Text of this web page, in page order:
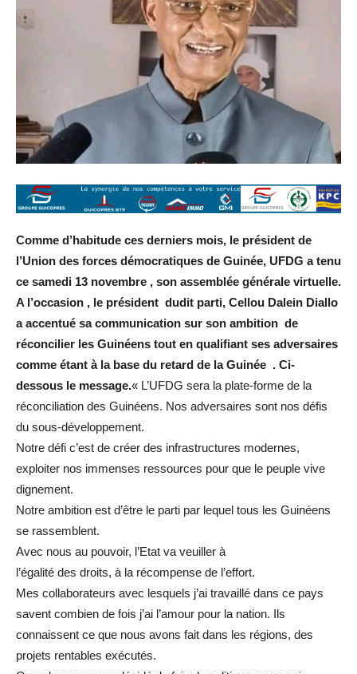
Comme d’habitude ces derniers mois, le président de
l’Union des forces démocratiques de Guinée, UFDG a tenu
ce samedi 13 novembre , son assemblée générale virtuelle.
A l’occasion , le président dudit parti, Cellou Dalein Diallo
a accentué sa communication sur son ambition de
réconcilier les Guinéens tout en qualifiant ses adversaires
comme étant à la base du retard de la Guinée . Ci-
dessous le message.« L’UFDG sera la plate-forme de la
réconciliation des Guinéens. Nos adversaires sont nos défis
du sous-développement.
Notre défi c’est de créer des infrastructures modernes,
exploiter nos immenses ressources pour que le peuple vive
dignement.
Notre ambition est d’être le parti par lequel tous les Guinéens
se rassemblent.
Avec nous au pouvoir, l’Etat va veuiller à
l’égalité des droits, à la récompense de l’effort.
Mes collaborateurs avec lesquels j’ai travaillé dans ce pays
savent combien de fois j’ai l’amour pour la nation. Ils
connaissent ce que nous avons fait dans les régions, des
projets rentables exécutés.